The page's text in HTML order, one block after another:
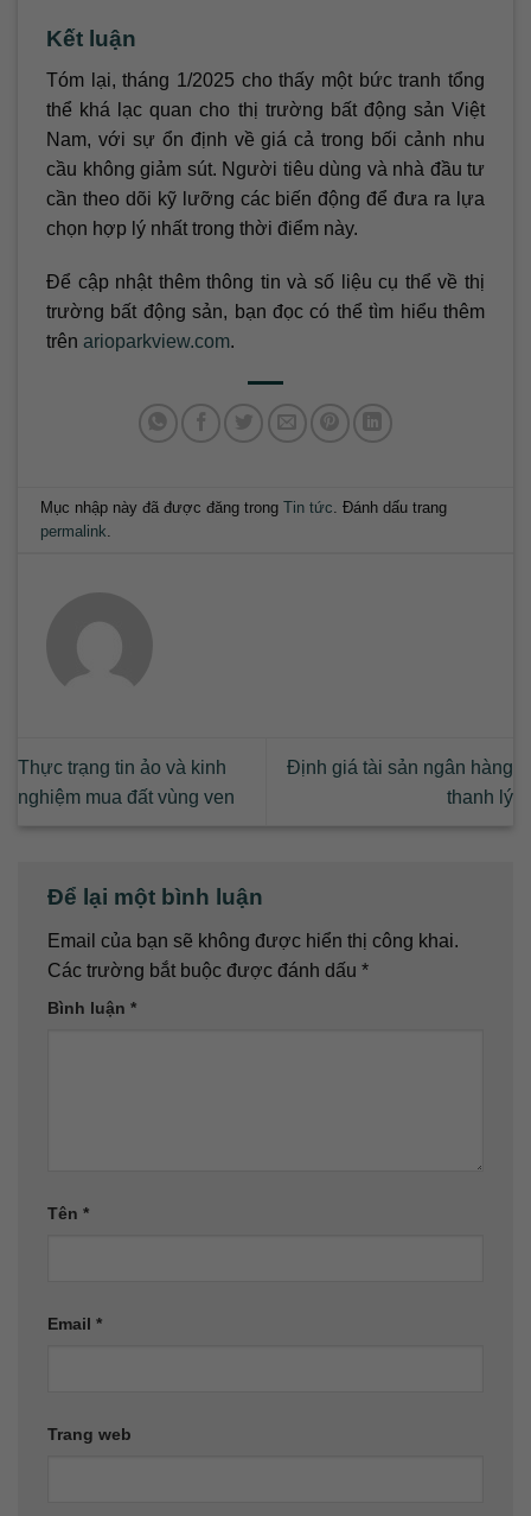
Kết luận
Tóm lại, tháng 1/2025 cho thấy một bức tranh tổng
thể khá lạc quan cho thị trường bất động sản Việt
Nam, với sự ổn định về giá cả trong bối cảnh nhu
cầu không giảm sút. Người tiêu dùng và nhà đầu tư
cần theo dõi kỹ lưỡng các biến động để đưa ra lựa
chọn hợp lý nhất trong thời điểm này.
Để cập nhật thêm thông tin và số liệu cụ thể về thị
trường bất động sản, bạn đọc có thể tìm hiểu thêm
trên arioparkview.com.
Mục nhập này đã được đăng trongTin tức . Đánh dấu trang
permalink
Thực trạng tin ảo và kinh
nghiệm mua đất vùng ven
Định giá tài sản ngân hàng
thanh lý
Để lại một bình luận
Email của bạn sẽ không được hiển thị công khai.
Các trường bắt buộc được đánh dấu *
Bình luận *
Tên *
Email *
Trang web